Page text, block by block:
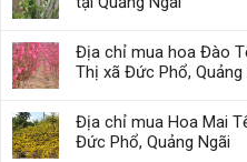
Địa chỉ mua hoa Đào
Thị xã Đức Phổ, Quảng
Địa chỉ mua Hoa Mai
Đức Phổ, Quảng Ngãi